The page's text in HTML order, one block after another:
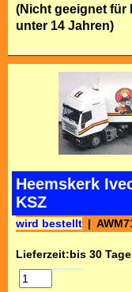
(Nicht geeignet für
unter 14 Jahren)
Heemskerk
KSZ
wird bestellt
Lieferzeit:bis 30 Tage